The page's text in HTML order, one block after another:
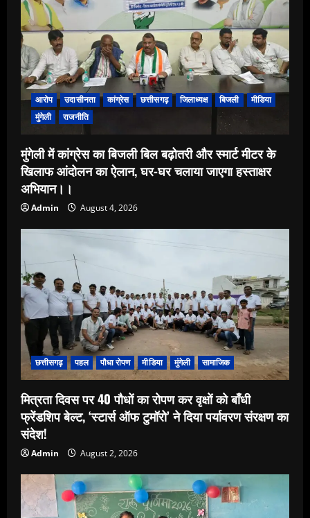
आरोप उदासीनता कांग्रेस छत्तीसगढ़ जिलाध्यक्ष बिजली
मीडिया
मुंगेली
राजनीति
मुंगेली में कांग्रेस का बिजली बिल बढ़ोतरी और स्मार्ट मीटर के
खिलाफ आंदोलन का ऐलान, घर-घर चलाया जाएगा हस्ताक्षर
अभियान।।
Admin August 4, 2026
छत्तीसगढ़ पहल पौधा रोपण मीडिया मुंगेली सामाजिक
मित्रता दिवस पर 40 पौधों का रोपण कर वृक्षों को बाँधी
फ्रेंडशिप बेल्ट, ‘स्टार्स ऑफ टुमॉरो’ ने दिया पर्यावरण संरक्षण का
संदेश!
Admin August 2, 2026